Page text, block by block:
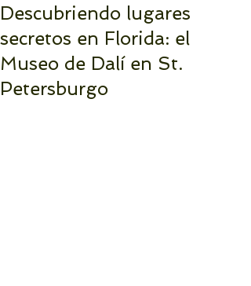
Descubriendo lugares
secretos en Florida: el
Museo de Dalí en St.
Petersburgo